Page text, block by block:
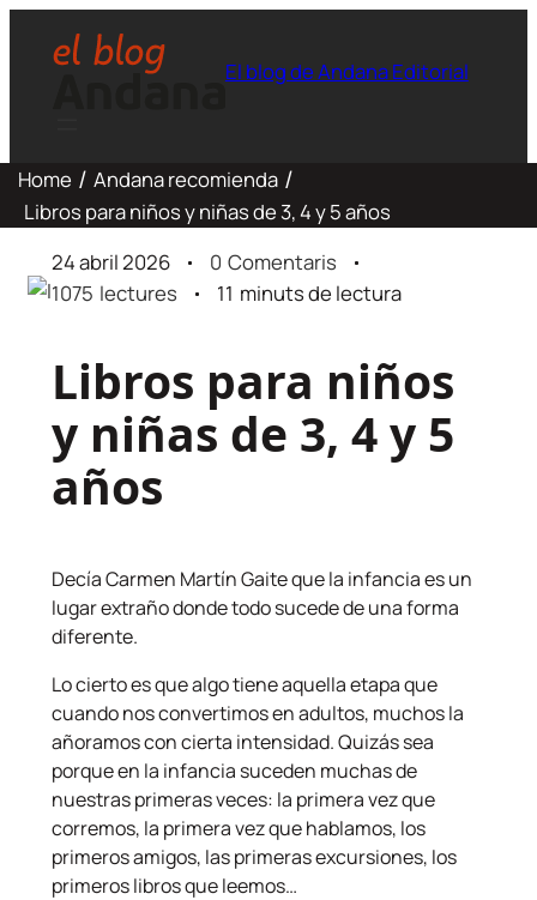
El blog de Andana Editorial
Home
Andana recomienda
Libros para niños y niñas de 3, 4 y 5 años
24 abril 2026
0 Comentaris
1075 lectures 11 minuts de lectura
Libros para niños
y niñas de 3, 4 y 5
años
Decía Carmen Martín Gaite que la infancia es un
lugar extraño donde todo sucede de una forma
diferente.
Lo cierto es que algo tiene aquella etapa que
cuando nos convertimos en adultos, muchos la
añoramos con cierta intensidad. Quizás sea
porque en la infancia suceden muchas de
nuestras primeras veces: la primera vez que
corremos, la primera vez que hablamos, los
primeros amigos, las primeras excursiones, los
primeros libros que leemos…